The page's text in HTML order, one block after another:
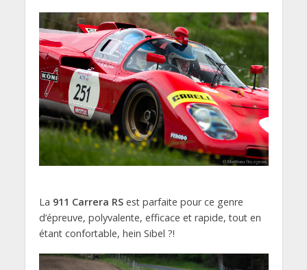
La 911 Carrera RSest parfaite pour ce genre
d’épreuve, polyvalente, efficace et rapide, tout en
étant confortable, hein Sibel ?!